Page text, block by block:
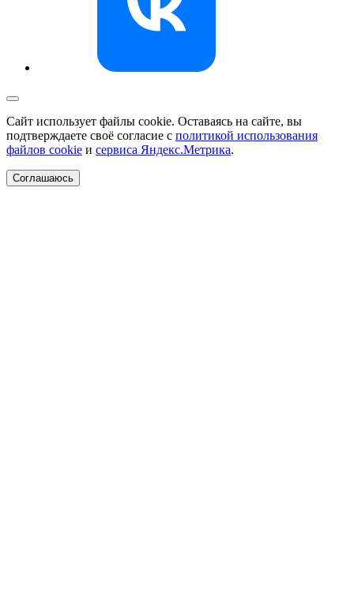
Сайт использует файлы cookie. Оставаясь на сайте, вы
подтверждаете своё согласие с политикой использования
файлов cookie и сервиса Яндекс.Метрика.
Соглашаюсь